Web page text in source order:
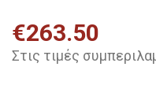
€263.50
Στις τιμές